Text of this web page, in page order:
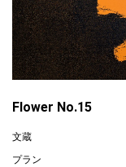
Flower No.15
文蔵
プラン